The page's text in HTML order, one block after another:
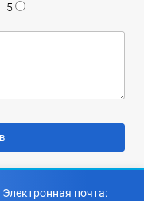
5
Электронная почта: